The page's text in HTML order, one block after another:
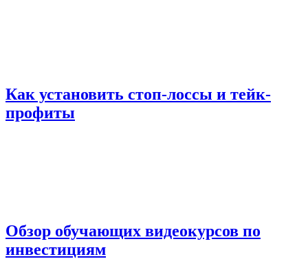
Как установить стоп-лоссы и тейк-
профиты
Обзор обучающих видеокурсов по
инвестициям